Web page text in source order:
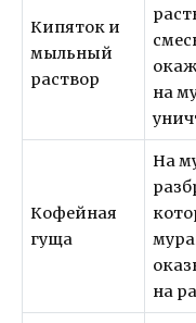
Кипяток и
мыльный
раствор
на
Кофейная
гуща
На
на